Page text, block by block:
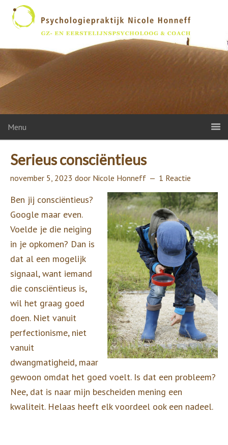
Menu
Serieus consciëntieus
november 5, 2023 door Nicole Honneff 1 Reactie
Ben jij consciëntieus?
Google maar even.
Voelde je die neiging
in je opkomen? Dan is
dat al een mogelijk
signaal, want iemand
die consciëntieus is,
wil het graag goed
doen. Niet vanuit
perfectionisme, niet
vanuit
dwangmatigheid, maar
gewoon omdat het goed voelt. Is dat een probleem?
Nee, dat is naar mijn bescheiden mening een
kwaliteit. Helaas heeft elk voordeel ook een nadeel.